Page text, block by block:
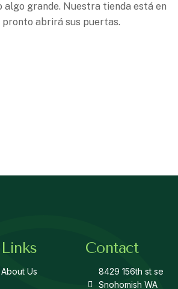
algo grande. Nuestra tienda está en
pronto abrirá sus puertas.
Links
About Us
Contact
8429 156th st se
Snohomish WA